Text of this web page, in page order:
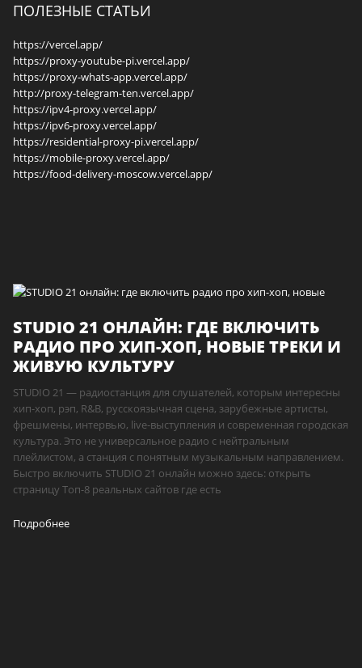
ПОЛЕЗНЫЕ СТАТЬИ
https://vercel.app/
https://proxy-youtube-pi.vercel.app/
https://proxy-whats-app.vercel.app/
http://proxy-telegram-ten.vercel.app/
https://ipv4-proxy.vercel.app/
https://ipv6-proxy.vercel.app/
https://residential-proxy-pi.vercel.app/
https://mobile-proxy.vercel.app/
https://food-delivery-moscow.vercel.app/
STUDIO 21 ОНЛАЙН: ГДЕ ВКЛЮЧИТЬ
РАДИО ПРО ХИП-ХОП, НОВЫЕ ТРЕКИ И
ЖИВУЮ КУЛЬТУРУ
STUDIO 21 — радиостанция для слушателей, которым интересны
хип-хоп, рэп, R&B, русскоязычная сцена, зарубежные артисты,
фрешмены, интервью, live-выступления и современная городская
культура. Это не универсальное радио с нейтральным
плейлистом, а станция с понятным музыкальным направлением.
Быстро включить STUDIO 21 онлайн можно здесь: открыть
страницу Топ-8 реальных сайтов где есть
Подробнее